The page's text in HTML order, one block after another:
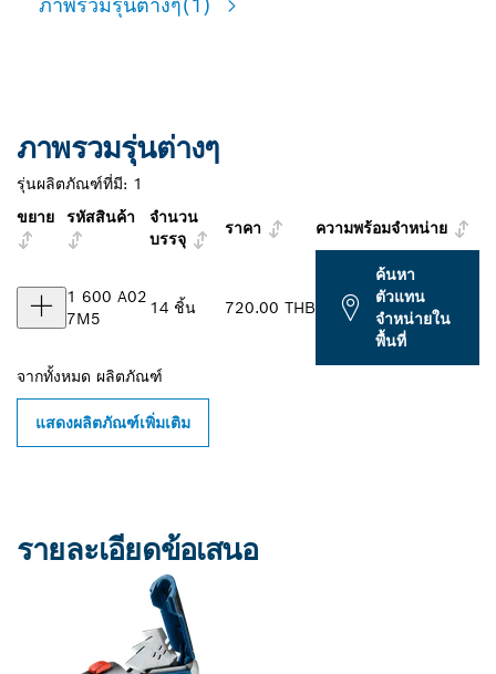
ภาพรวมรุ่นต่างๆ
รุ่นผลิตภัณฑ์ที่มี: 1
ขยาย
รหัสสินค้า
จำนวน
บรรจุ
ราคา ความพร้อมจำหน่าย
1 600 A02
7M5
14 ชิ้น 720.00 THB
ค้นหา
ตัวแทน
จำหน่ายใน
พื้นที่
จากทั้งหมด ผลิตภัณฑ์
แสดงผลิตภัณฑ์เพิ่มเติม
รายละเอียดข้อเสนอ